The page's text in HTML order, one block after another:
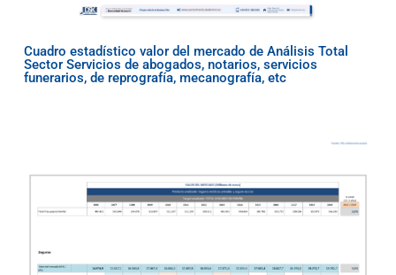
Cuadro estadístico valor del mercado de Análisis Total
Sector Servicios de abogados, notarios, servicios
funerarios, de reprografía, mecanografía, etc